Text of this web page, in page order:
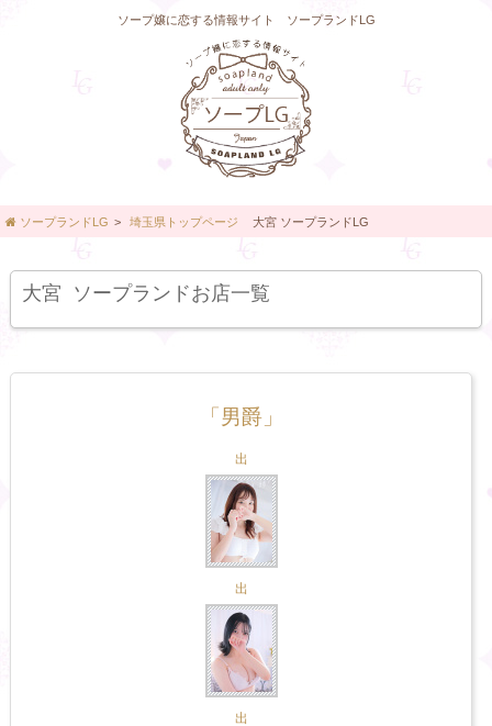
ソープ嬢に恋する情報サイト ソープランドLG
ソープランドLG > 埼玉県トップページ 大宮 ソープランドLG
大宮 ソープランドお店一覧
「男爵」
出
出
出